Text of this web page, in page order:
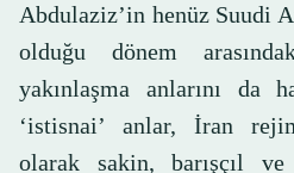
Abdulaziz’in henüz Suudi
olduğu dönem
yakınlaşma anlarını da
‘istisnai’ anlar, İran
olarak sakin, barışçıl